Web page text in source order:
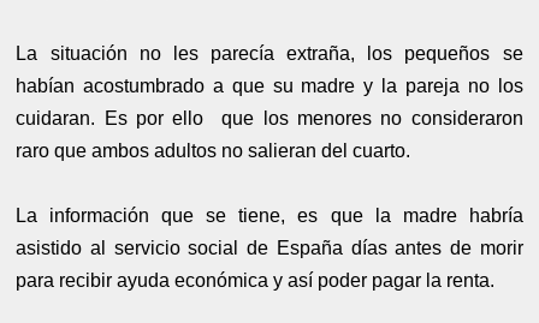
La situación no les parecía extraña, los pequeños se
habían acostumbrado a que su madre y la pareja no los
cuidaran. Es por ello que los menores no consideraron
raro que ambos adultos no salieran del cuarto.
La información que se tiene, es que la madre habría
asistido al servicio social de España días antes de morir
para recibir ayuda económica y así poder pagar la renta.